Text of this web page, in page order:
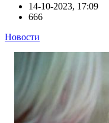
14-10-2023, 17:09
666
Новости